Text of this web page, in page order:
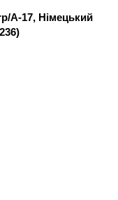
A-17, Німецький